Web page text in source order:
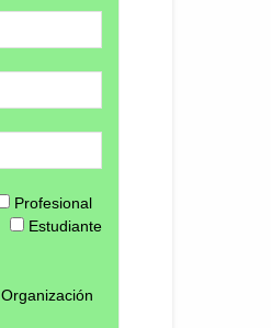
Profesional
Estudiante
Organización